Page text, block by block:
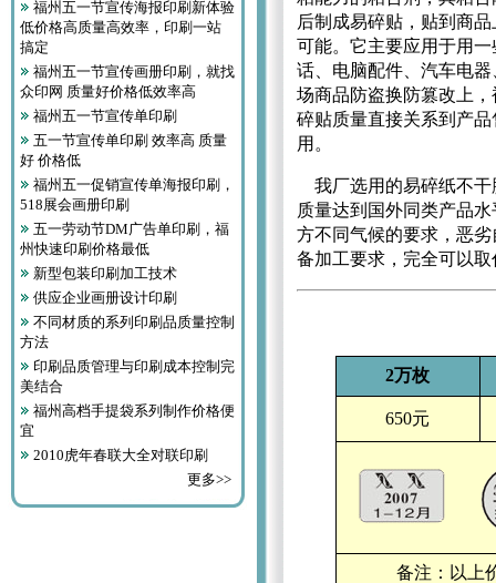
福州五一节宣传海报印刷新体验
低价格高质量高效率，印刷一站
搞定
福州五一节宣传画册印刷，就找
众印网 质量好价格低效率高
福州五一节宣传单印刷
五一节宣传单印刷 效率高 质量
好 价格低
福州五一促销宣传单海报印刷，
518展会画册印刷
五一劳动节DM广告单印刷，福
州快速印刷价格最低
新型包装印刷加工技术
供应企业画册设计印刷
不同材质的系列印刷品质量控制
方法
印刷品质管理与印刷成本控制完
美结合
福州高档手提袋系列制作价格便
宜
2010虎年春联大全对联印刷
更多>>
后制成易碎贴，贴到商
可能。它主要应用于用
话、电脑配件、汽车电
场商品防盗换防篡改上
碎贴质量直接关系到产
用。
我厂选用的易碎纸不干
质量达到国外同类产品
方不同气候的要求，恶
备加工要求，完全可以
2万枚
650元
备注：以上